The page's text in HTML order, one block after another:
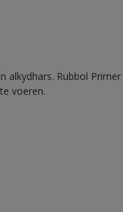
alkydhars. Rubbol
voeren.